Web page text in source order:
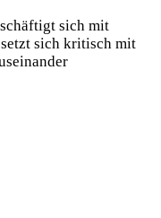
sich mit
sich kritisch mit